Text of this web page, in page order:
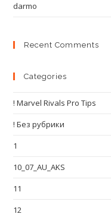
darmo
Recent Comments
Categories
! Marvel Rivals Pro Tips
! Без рубрики
1
10_07_AU_AKS
11
12